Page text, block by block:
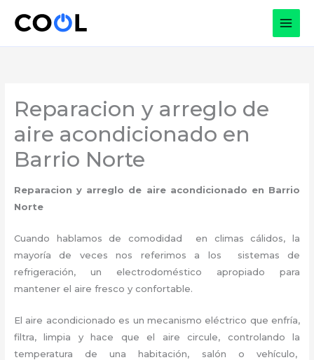
Reparacion y arreglo de
aire acondicionado en
Barrio Norte
Reparacion y arreglo de aire acondicionado en Barrio
Norte
Cuando hablamos de comodidad en climas cálidos, la
mayoría de veces nos referimos a los sistemas de
refrigeración, un electrodoméstico apropiado para
mantener el aire fresco y confortable.
El aire acondicionado es un mecanismo eléctrico que enfría,
filtra, limpia y hace que el aire circule, controlando la
temperatura de una habitación, salón o vehículo,